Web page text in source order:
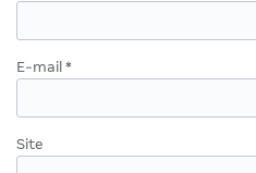
E-mail *
Site